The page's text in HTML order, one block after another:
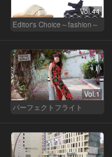
Vol.44
Editor's Choice～fashion～
Vol.1
パーフェクトフライト